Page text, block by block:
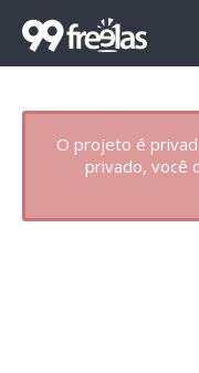
O projeto é
privado, você